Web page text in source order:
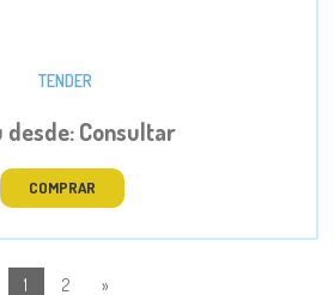
TENDER
desde: Consultar
COMPRAR
1 2 »